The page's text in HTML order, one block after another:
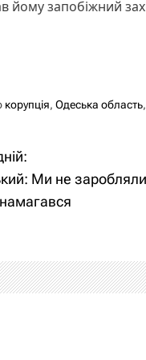
йому запобіжний
корупція, Одеська область,
Ми не заробляли